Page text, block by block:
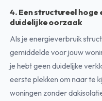
4. Een structureel
duidelijke oorzaak
Als je energieverbruik
gemiddelde voor jouw
je hebt geen duidelijke
eerste plekken om naar te
woningen zonder